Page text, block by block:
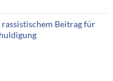
Beitrag für